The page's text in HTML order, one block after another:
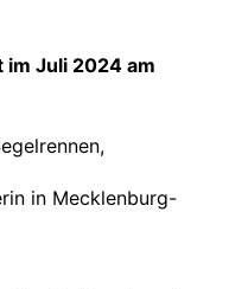
im Juli 2024 am
in Mecklenburg-